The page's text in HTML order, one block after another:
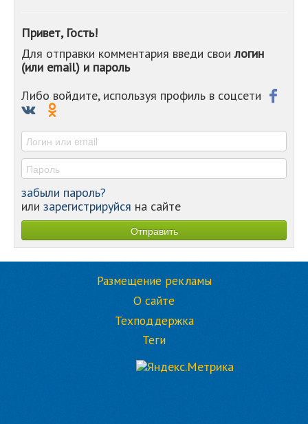
-
-
Привет, Гость!
Для отправки комментария введи своилогин
(или email) и пароль
Либо войдите, используя профиль в соцсети
забыли пароль?
или зарегистрируйся на сайте
Размещение рекламы
О сайте
Техподдержка
Теги